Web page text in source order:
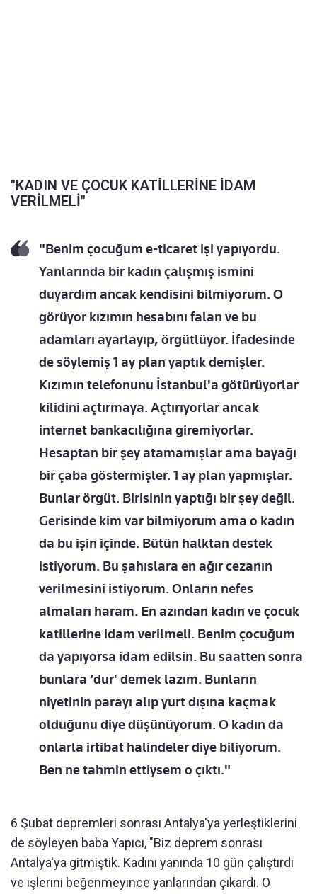
"KADIN VE ÇOCUK KATİLLERİNE İDAM
VERİLMELİ"
"Benim çocuğum e-ticaret işi yapıyordu.
Yanlarında bir kadın çalışmış ismini
duyardım ancak kendisini bilmiyorum. O
görüyor kızımın hesabını falan ve bu
adamları ayarlayıp, örgütlüyor. İfadesinde
de söylemiş 1 ay plan yaptık demişler.
Kızımın telefonunu İstanbul'a götürüyorlar
kilidini açtırmaya. Açtırıyorlar ancak
internet bankacılığına giremiyorlar.
Hesaptan bir şey atamamışlar ama bayağı
bir çaba göstermişler. 1 ay plan yapmışlar.
Bunlar örgüt. Birisinin yaptığı bir şey değil.
Gerisinde kim var bilmiyorum ama o kadın
da bu işin içinde. Bütün halktan destek
istiyorum. Bu şahıslara en ağır cezanın
verilmesini istiyorum. Onların nefes
almaları haram. En azından kadın ve çocuk
katillerine idam verilmeli. Benim çocuğum
da yapıyorsa idam edilsin. Bu saatten sonra
bunlara ‘dur' demek lazım. Bunların
niyetinin parayı alıp yurt dışına kaçmak
olduğunu diye düşünüyorum. O kadın da
onlarla irtibat halindeler diye biliyorum.
Ben ne tahmin ettiysem o çıktı."
6 Şubat depremleri sonrası Antalya'ya yerleştiklerini
de söyleyen baba Yapıcı, "Biz deprem sonrası
Antalya'ya gitmiştik. Kadını yanında 10 gün çalıştırdı
ve işlerini beğenmeyince yanlarından çıkardı. O